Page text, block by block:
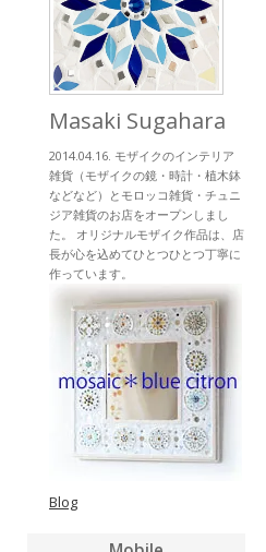
Masaki Sugahara
2014.04.16. モザイクのインテリア
雑貨（モザイクの鏡・時計・植木鉢
などなど）とモロッコ雑貨・チュニ
ジア雑貨のお店をオープンしまし
た。 オリジナルモザイク作品は、店
長が心を込めてひとつひとつ丁寧に
作っています。
Blog